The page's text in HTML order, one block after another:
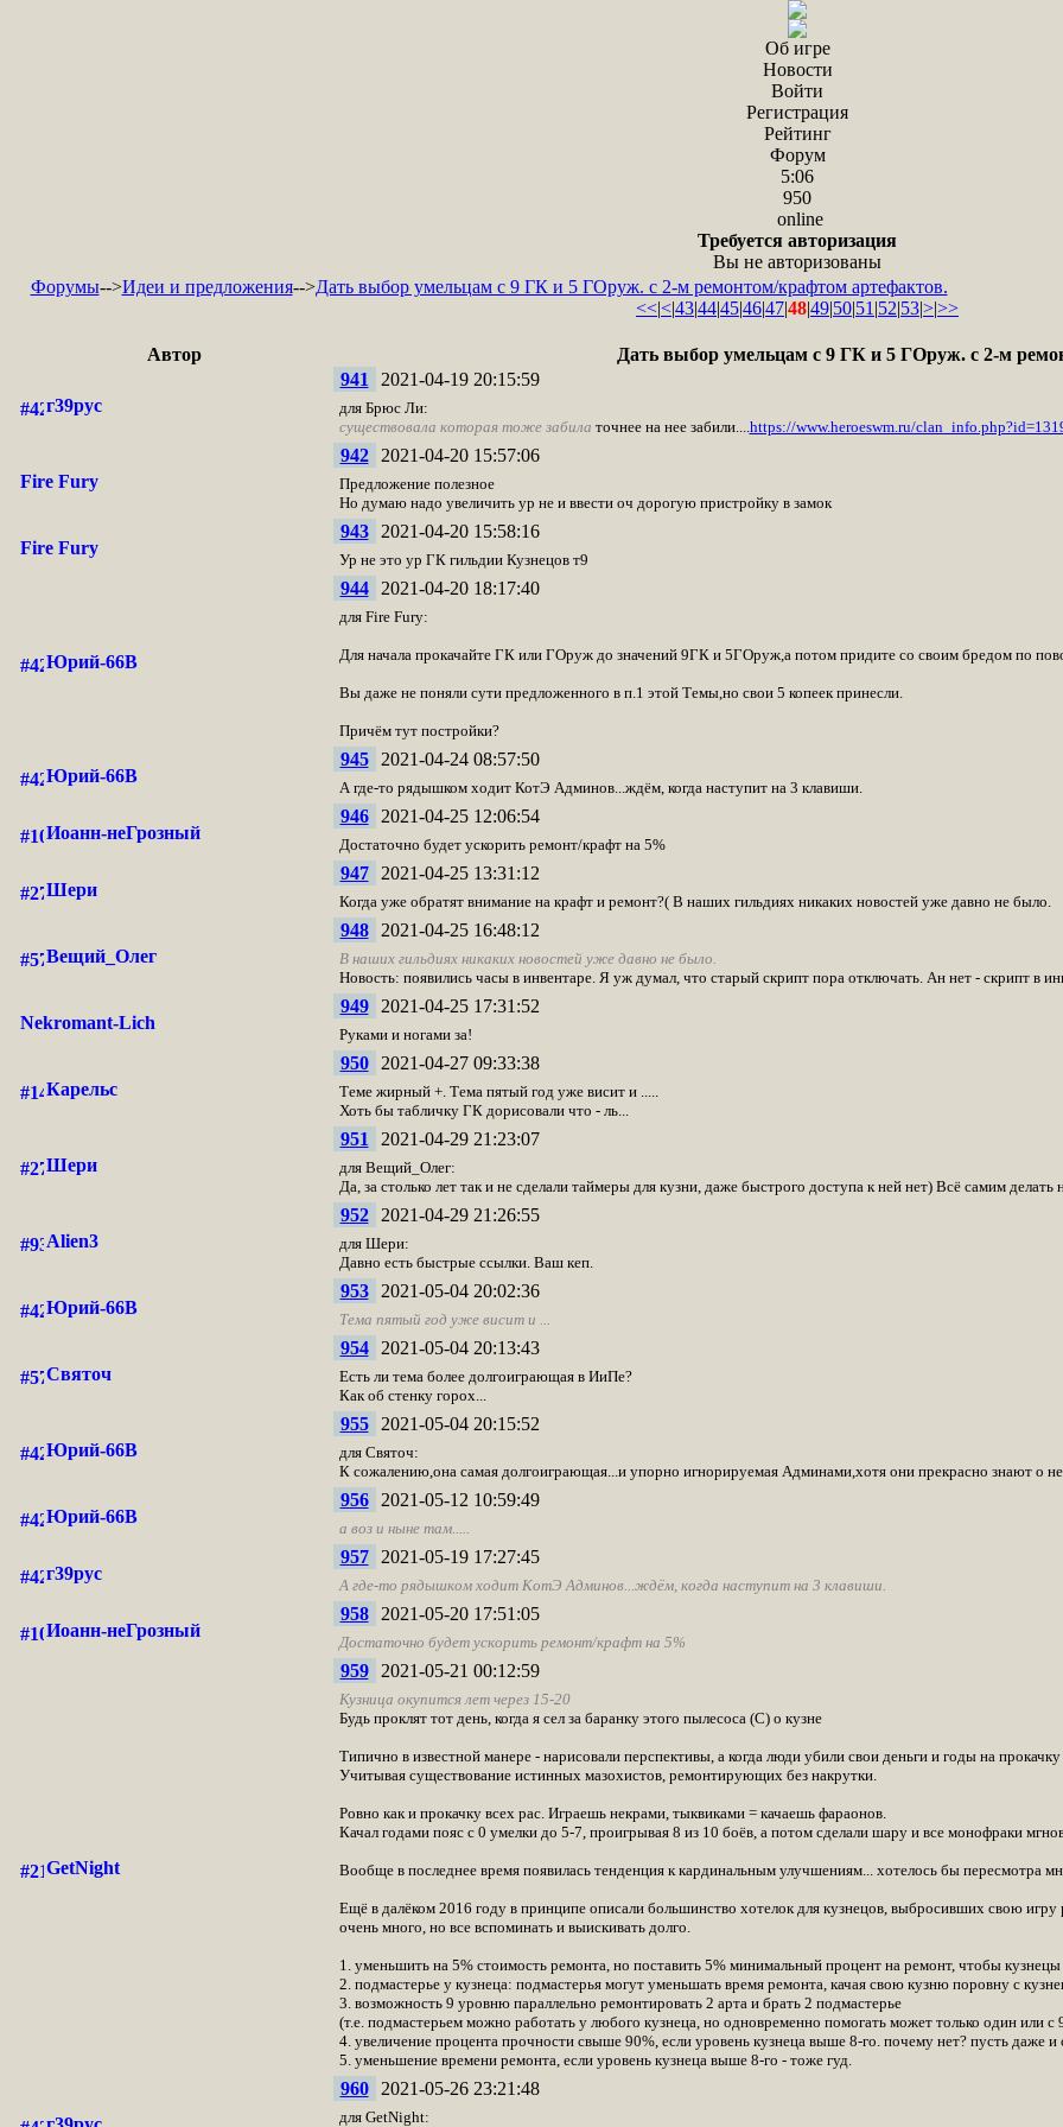
Об игре
Новости
Войти
Регистрация
Рейтинг
Форум
5:06
950
online
Требуется авторизация
Вы не авторизованы
Форумы-->Идеи и предложения-->Дать выбор умельцам с 9 ГК и 5 ГОруж. с 2-м ремонтом/крафтом артефактов.
<<|<|43|44|45|46|47|48|49|50|51 |52|53|>|>>
Автор Дать выбор умельцам с 9 ГК и 5 ГОруж. с 2-м
г39рус
941 2021-04-19 20:15:59
для Брюс Ли:
существовала которая тоже забила точнее на нее забили....https://www.heroeswm.ru/
Fire Fury
942 2021-04-20 15:57:06
Предложение полезное
Но думаю надо увеличить ур не и ввести оч дорогую пристройку в замок
Fire Fury
943 2021-04-20 15:58:16
Ур не это ур ГК гильдии Кузнецов т9
Юрий-66В
944 2021-04-20 18:17:40
для Fire Fury:
Для начала прокачайте ГК или ГОруж до значений 9ГК и 5ГОруж,а потом придите со своим бредом по
Вы даже не поняли сути предложенного в п.1 этой Темы,но свои 5 копеек принесли.
Причём тут постройки?
Юрий-66В
945 2021-04-24 08:57:50
А где-то рядышком ходит КотЭ Админов...ждём, когда наступит на 3 клавиши.
Иоанн-неГрозный
946 2021-04-25 12:06:54
Достаточно будет ускорить ремонт/крафт на 5%
Шери
947 2021-04-25 13:31:12
Когда уже обратят внимание на крафт и ремонт?( В наших гильдиях никаких новостей уже давно не было.
Вещий_Олег
948 2021-04-25 16:48:12
В наших гильдиях никаких новостей уже давно не было.
Новость: появились часы в инвентаре. Я уж думал, что старый скрипт пора отключать. Ан нет - скрипт в
Nekromant-Lich
949 2021-04-25 17:31:52
Руками и ногами за!
Карельс
950 2021-04-27 09:33:38
Теме жирный +. Тема пятый год уже висит и .....
Хоть бы табличку ГК дорисовали что - ль...
Шери
951 2021-04-29 21:23:07
для Вещий_Олег:
Да, за столько лет так и не сделали таймеры для кузни, даже быстрого доступа к ней нет) Всё самим делать
Alien3
952 2021-04-29 21:26:55
для Шери:
Давно есть быстрые ссылки. Ваш кеп.
Юрий-66В
953 2021-05-04 20:02:36
Тема пятый год уже висит и ...
Святоч
954 2021-05-04 20:13:43
Есть ли тема более долгоиграющая в ИиПе?
Как об стенку горох...
Юрий-66В
955 2021-05-04 20:15:52
для Святоч:
К сожалению,она самая долгоиграющая...и упорно игнорируемая Админами,хотя они прекрасно знают о
Юрий-66В
956 2021-05-12 10:59:49
а воз и ныне там.....
г39рус
957 2021-05-19 17:27:45
А где-то рядышком ходит КотЭ Админов...ждём, когда наступит на 3 клавиши.
Иоанн-неГрозный
958 2021-05-20 17:51:05
Достаточно будет ускорить ремонт/крафт на 5%
GetNight
959 2021-05-21 00:12:59
Кузница окупится лет через 15-20
Будь проклят тот день, когда я сел за баранку этого пылесоса (С) о кузне
Типично в известной манере - нарисовали перспективы, а когда люди убили свои деньги и годы на
Учитывая существование истинных мазохистов, ремонтирующих без накрутки.
Ровно как и прокачку всех рас. Играешь некрами, тыквиками = качаешь фараонов.
Качал годами пояс с 0 умелки до 5-7, проигрывая 8 из 10 боёв, а потом сделали шару и все монофраки
Вообще в последнее время появилась тенденция к кардинальным улучшениям... хотелось бы пересмотра
Ещё в далёком 2016 году в принципе описали большинство хотелок для кузнецов, выбросивших свою
очень много, но все вспоминать и выискивать долго.
1. уменьшить на 5% стоимость ремонта, но поставить 5% минимальный процент на ремонт, чтобы
2. подмастерье у кузнеца: подмастерья могут уменьшать время ремонта, качая свою кузню поровну с
3. возможность 9 уровню параллельно ремонтировать 2 арта и брать 2 подмастерье
(т.е. подмастерьем можно работать у любого кузнеца, но одновременно помогать может только один или с
4. увеличение процента прочности свыше 90%, если уровень кузнеца выше 8-го. почему нет? пусть даже
5. уменьшение времени ремонта, если уровень кузнеца выше 8-го - тоже гуд.
960 2021-05-26 23:21:48
для GetNight: